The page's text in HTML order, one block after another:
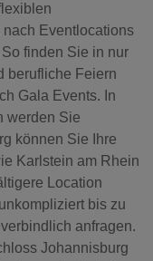
Eventlocations
finden Sie in nur
berufliche Feiern
Gala Events. In
werden Sie
können Sie Ihre
Karlstein am Rhein
Location
bis zu
anfragen.
Johannisburg